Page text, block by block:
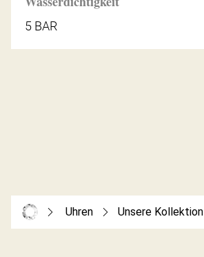
5 BAR
Uhren Unsere Kollektion